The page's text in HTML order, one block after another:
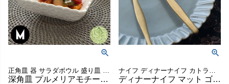
深角皿 プルメリアモチーフ Mサイズ 14.5cm角 ホワイト 陶器製 [pl7-66823 pl7-66824]【 食器 スクエアボウル 深皿 スクエアプレート 角皿 角深皿 マルチボウル シリアルボウル おしゃれ キッチン雑貨 アジアン 雑貨 アジアン雑貨 】
ディナーナイフ マット ゴールド つや消し ヴェリーノ Velino 結婚祝い 食洗機対応 ナイフ カトラリー 金 ステンレス シリーズ キッチン プレゼント ゴールドカトラリー テーブルセッティング テーブルコーディネート おしゃれ 北欧 メール便対応 [66659]